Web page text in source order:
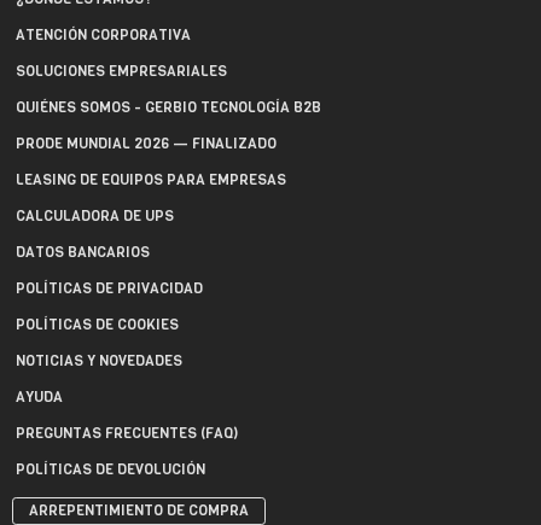
ATENCIÓN CORPORATIVA
SOLUCIONES EMPRESARIALES
QUIÉNES SOMOS - GERBIO TECNOLOGÍA B2B
PRODE MUNDIAL 2026 — FINALIZADO
LEASING DE EQUIPOS PARA EMPRESAS
CALCULADORA DE UPS
DATOS BANCARIOS
POLÍTICAS DE PRIVACIDAD
POLÍTICAS DE COOKIES
NOTICIAS Y NOVEDADES
AYUDA
PREGUNTAS FRECUENTES (FAQ)
POLÍTICAS DE DEVOLUCIÓN
ARREPENTIMIENTO DE COMPRA